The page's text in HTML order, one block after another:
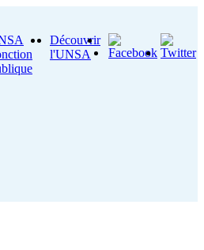
Découvrir
l'UNSA